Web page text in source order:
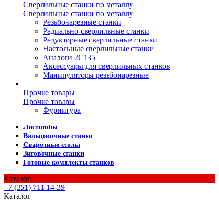
Сверлильные станки по металлу
Сверлильные станки по металлу
Резьбонарезные станки
Радиально-сверлильные станки
Редукторные сверлильные станки
Настольные сверлильные станки
Аналоги 2С135
Аксессуары для сверлильных станков
Манипуляторы резьбонарезные
Прочие товары
Прочие товары
Фурнитура
Листогибы
Вальцовочные станки
Сварочные столы
Зиговочные станки
Готовые комплекты станков
Каталог
+7 (351) 711-14-39
Каталог